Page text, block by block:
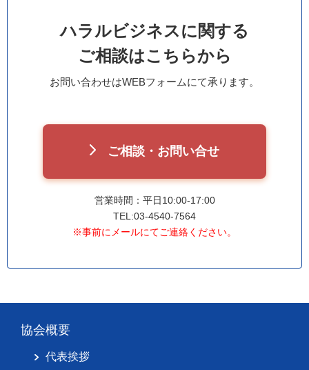
ハラルビジネスに関する
ご相談はこちらから
お問い合わせはWEBフォームにて承ります。
ご相談・お問い合せ
営業時間：平日10:00-17:00
TEL:03-4540-7564
※事前にメールにてご連絡ください。
協会概要
代表挨拶